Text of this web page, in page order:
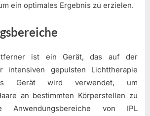
ein optimales Ergebnis zu erzielen.
ist ein Gerät, das auf der
intensiven gepulsten Lichttherapie
Gerät wird verwendet, um
an bestimmten Körperstellen zu
Anwendungsbereiche von IPL